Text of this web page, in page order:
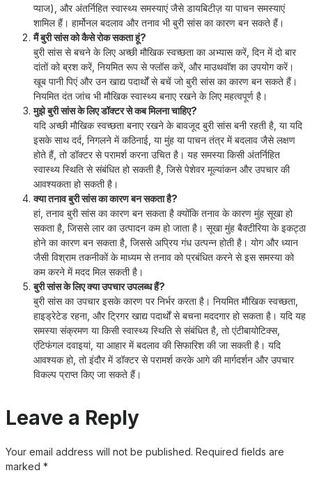
प्याज), और अंतर्निहित स्वास्थ्य समस्याएं जैसे डायबिटीज़ या पाचन समस्याएं
शामिल हैं। हार्मोनल बदलाव और तनाव भी बुरी सांस का कारण बन सकते हैं।
मैं बुरी सांस को कैसे रोक सकता हूं?
बुरी सांस से बचने के लिए अच्छी मौखिक स्वच्छता का अभ्यास करें, दिन में दो बार
दांतों को ब्रश करें, नियमित रूप से फ्लॉस करें, और माउथवॉश का उपयोग करें।
खूब पानी पिएं और उन खाद्य पदार्थों से बचें जो बुरी सांस का कारण बन सकते हैं।
नियमित दंत जांच भी मौखिक स्वास्थ्य बनाए रखने के लिए महत्वपूर्ण है।
मुझे बुरी सांस के लिए डॉक्टर से कब मिलना चाहिए?
यदि अच्छी मौखिक स्वच्छता बनाए रखने के बावजूद बुरी सांस बनी रहती है, या यदि
इसके साथ दर्द, निगलने में कठिनाई, या मुंह या पाचन तंत्र में बदलाव जैसे लक्षण
होते हैं, तो डॉक्टर से परामर्श करना उचित है। यह समस्या किसी अंतर्निहित
स्वास्थ्य स्थिति से संबंधित हो सकती है, जिसे पेशेवर मूल्यांकन और उपचार की
आवश्यकता हो सकती है।
क्या तनाव बुरी सांस का कारण बन सकता है?
हां, तनाव बुरी सांस का कारण बन सकता है क्योंकि तनाव के कारण मुंह सूखा हो
सकता है, जिससे लार का उत्पादन कम हो जाता है। सूखा मुंह बैक्टीरिया के इकट्ठा
होने का कारण बन सकता है, जिससे अप्रिय गंध उत्पन्न होती है। योग और ध्यान
जैसी विश्राम तकनीकों के माध्यम से तनाव को प्रबंधित करने से इस समस्या को
कम करने में मदद मिल सकती है।
बुरी सांस के लिए क्या उपचार उपलब्ध हैं?
बुरी सांस का उपचार इसके कारण पर निर्भर करता है। नियमित मौखिक स्वच्छता,
हाइड्रेटेड रहना, और ट्रिगर खाद्य पदार्थों से बचना मददगार हो सकता है। यदि यह
समस्या संक्रमण या किसी स्वास्थ्य स्थिति से संबंधित है, तो एंटीबायोटिक्स,
एंटिफंगल दवाइयां, या आहार में बदलाव की सिफारिश की जा सकती है। यदि
आवश्यक हो, तो इंदौर में डॉक्टर से परामर्श करके आगे की मार्गदर्शन और उपचार
विकल्प प्राप्त किए जा सकते हैं।
Leave a Reply
Your email address will not be published. Required fields are
marked *